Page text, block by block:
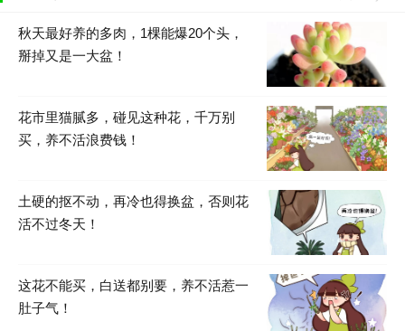
秋天最好养的多肉，1棵能爆20个头，
掰掉又是一大盆！
花市里猫腻多，碰见这种花，千万别
买，养不活浪费钱！
土硬的抠不动，再冷也得换盆，否则花
活不过冬天！
这花不能买，白送都别要，养不活惹一
肚子气！